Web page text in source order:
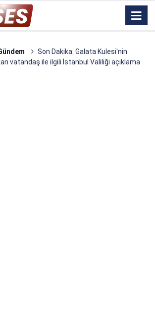
Son Dakika: Galata Kulesi'nin
vatandaş ile ilgili İstanbul Valiliği açıklama